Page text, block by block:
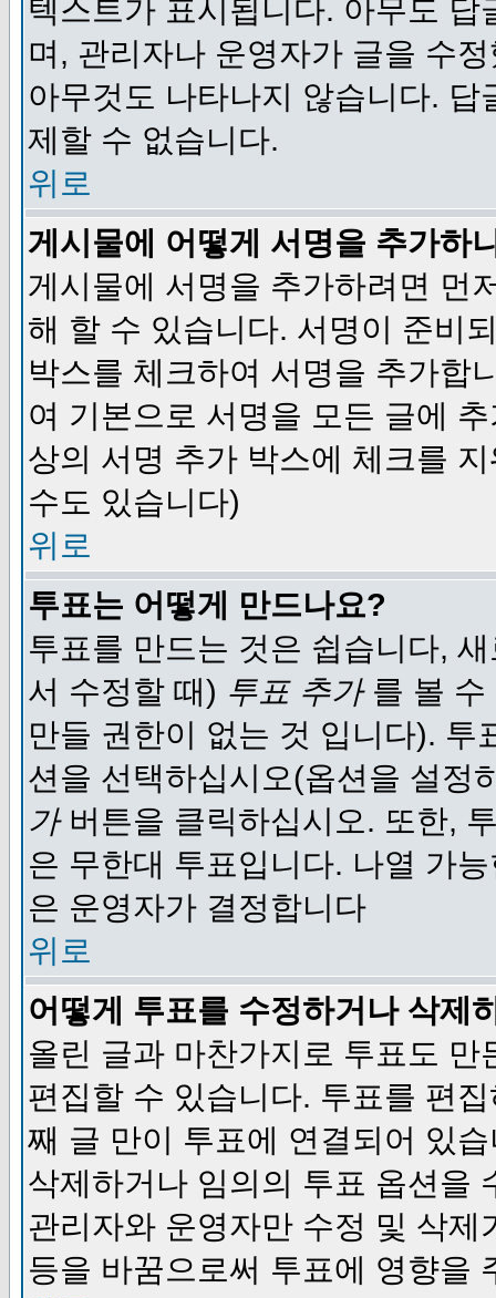
텍스트가 표시됩니다. 아무도
며, 관리자나 운영자가 글을 수
아무것도 나타나지 않습니다.
제할 수 없습니다.
위로
게시물에 어떻게 서명을 추가하
게시물에 서명을 추가하려면 먼
해 할 수 있습니다. 서명이 준비
박스를 체크하여 서명을 추가합
여 기본으로 서명을 모든 글에
상의 서명 추가 박스에 체크를
수도 있습니다)
위로
투표는 어떻게 만드나요?
투표를 만드는 것은 쉽습니다,
서 수정할 때) 투표 추가를 볼 수
만들 권한이 없는 것 입니다).
션을 선택하십시오(옵션을 설정
가버튼을 클릭하십시오. 또한,
은 무한대 투표입니다. 나열 가
은 운영자가 결정합니다
위로
어떻게 투표를 수정하거나 삭제
올린 글과 마찬가지로 투표도
편집할 수 있습니다. 투표를 편
째 글 만이 투표에 연결되어 있
삭제하거나 임의의 투표 옵션을
관리자와 운영자만 수정 및 삭
등을 바꿈으로써 투표에 영향을